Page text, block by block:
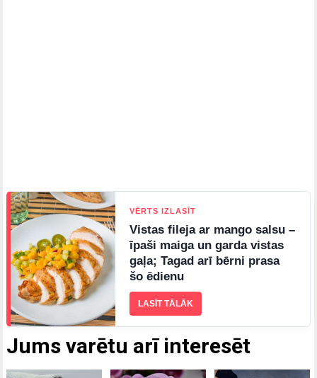
Jums varētu arī interesēt
VĒRTS IZLASĪT
Vistas fileja ar mango salsu –
īpaši maiga un garda vistas
gaļa; Tagad arī bērni prasa
šo ēdienu
LASĪT TĀLĀK